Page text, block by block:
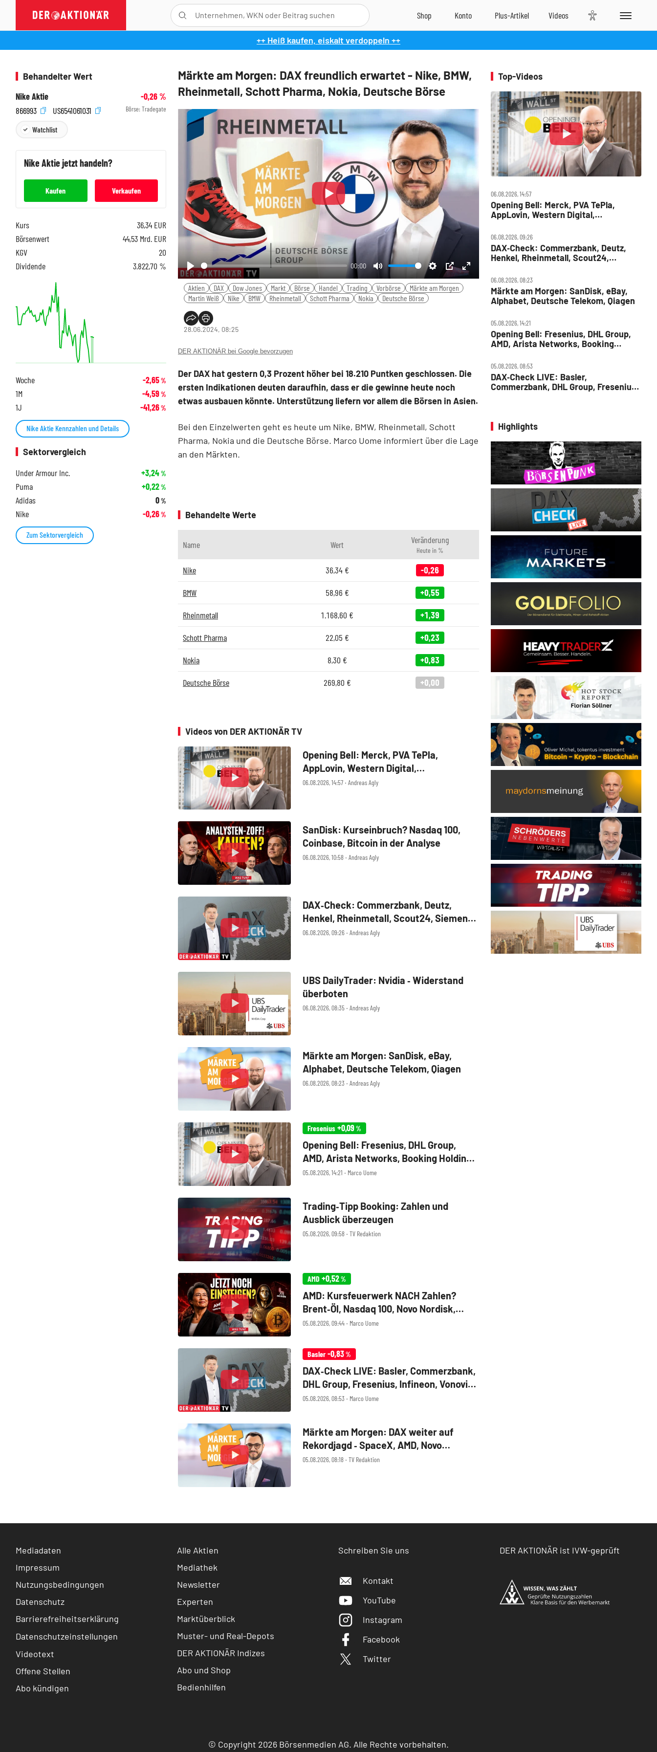
++ Heiß kaufen, eiskalt verdoppeln ++
Märkte am Morgen: DAX freundlich erwartet - Nike, BMW,
Rheinmetall, Schott Pharma, Nokia, Deutsche Börse
Play
00:00
Mute Settings
PIP Enter
fullscreen
Play
Aktien DAX Dow Jones Markt Börse Handel Trading Vorbörse
Märkte am Morgen
Martin Weiß
Nike BMW Rheinmetall Schott Pharma Nokia Deutsche Börse
28.06.2024, 08:25
DER AKTIONÄR bei Google bevorzugen
Der DAX hat gestern 0,3 Prozent höher bei 18.210 Puntken geschlossen. Die
ersten Indikationen deuten daraufhin, dass er die gewinne heute noch
etwas ausbauen könnte. Unterstützung liefern vor allem die Börsen in Asien.
Bei den Einzelwerten geht es heute um Nike, BMW, Rheinmetall, Schott
Pharma, Nokia und die Deutsche Börse. Marco Uome informiert über die Lage
an den Märkten.
Behandelte Werte
Name Wert Veränderung
Heute in %
Nike 36,34€ -0,26
BMW 58,96 € +0,55
Rheinmetall 1.168,60 € +1,39
Schott Pharma 22,05 € +0,23
Nokia 8,30 € +0,83
Deutsche Börse 269,80 € +0,00
Videos von DER AKTIONÄR TV
06.08.2026, 14:57 ‧ Andreas Agly
Opening Bell: Merck, PVA TePla,
AppLovin, Western Digital,
MercadoLibre, Albemarle
06.08.2026, 10:58 ‧ Andreas Agly
SanDisk: Kurseinbruch? Nasdaq 100,
Coinbase, Bitcoin in der Analyse
06.08.2026, 09:26 ‧ Andreas Agly
DAX‑Check: Commerzbank, Deutz,
Henkel, Rheinmetall, Scout24, Siemens,
SUSS MicroTec, United Internet
06.08.2026, 08:35 ‧ Andreas Agly
UBS DailyTrader: Nvidia ‑ Widerstand
überboten
06.08.2026, 08:23 ‧ Andreas Agly
Märkte am Morgen: SanDisk, eBay,
Alphabet, Deutsche Telekom, Qiagen
Fresenius +0,09%
05.08.2026, 14:21 ‧ Marco Uome
Opening Bell: Fresenius, DHL Group,
AMD, Arista Networks, Booking Holdings,
Walt Disney, Eli Lilly, Uber
05.08.2026, 09:58 ‧ TV Redaktion
Trading‑Tipp Booking: Zahlen und
Ausblick überzeugen
AMD +0,52%
05.08.2026, 09:44 ‧ Marco Uome
AMD: Kursfeuerwerk NACH Zahlen?
Brent‑Öl, Nasdaq 100, Novo Nordisk,
Bitcoin
Basler -0,83%
05.08.2026, 08:53 ‧ Marco Uome
DAX‑Check LIVE: Basler, Commerzbank,
DHL Group, Fresenius, Infineon, Vonovia
im Fokus
05.08.2026, 08:18 ‧ TV Redaktion
Märkte am Morgen: DAX weiter auf
Rekordjagd ‑ SpaceX, AMD, Novo
Nordisk, Siemens Energy, Fresenius
Behandelter Wert
Nike Aktie
-0,26%
866993
US6541061031 Börse: Tradegate
Watchlist
NikeAktie jetzt handeln?
Kaufen Verkaufen
Kurs 36,34 EUR
Börsenwert
44,53 Mrd. EUR
KGV
20
Dividende
3.822,70 %
Woche -2,65%
1M -4,59%
1J -41,26%
Nike Aktie Kennzahlen und Details
Sektorvergleich
Under Armour Inc.
+3,24%
Puma +0,22%
Adidas 0%
Nike -0,26%
Zum Sektorvergleich
Top-Videos
06.08.2026, 14:57
Opening Bell: Merck, PVA TePla,
AppLovin, Western Digital,
06.08.2026, 09:26
DAX‑Check: Commerzbank, Deutz,
Henkel, Rheinmetall, Scout24,
Internet
06.08.2026, 08:23
Märkte am Morgen: SanDisk, eBay,
Alphabet, Deutsche Telekom, Qiagen
05.08.2026, 14:21
Opening Bell: Fresenius, DHL Group,
AMD, Arista Networks, Booking
05.08.2026, 08:53
DAX‑Check LIVE: Basler,
Commerzbank, DHL Group, Fresenius,
Highlights
Mediadaten
Impressum
Nutzungsbedingungen
Datenschutz
Barrierefreiheitserklärung
Datenschutzeinstellungen
Videotext
Offene Stellen
Abo kündigen
Alle Aktien
Mediathek
Newsletter
Experten
Marktüberblick
Muster- und Real-Depots
DER AKTIONÄR Indizes
Abo und Shop
Bedienhilfen
Schreiben Sie uns
Kontakt
YouTube
Instagram
Facebook
Twitter
DER AKTIONÄR ist IVW-geprüft
© Copyright 2026 Börsenmedien AG. Alle Rechte vorbehalten.